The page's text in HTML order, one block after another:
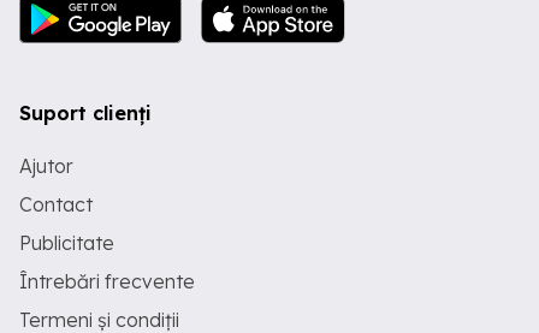
Suport clienți
Ajutor
Contact
Publicitate
Întrebări frecvente
Termeni și condiții